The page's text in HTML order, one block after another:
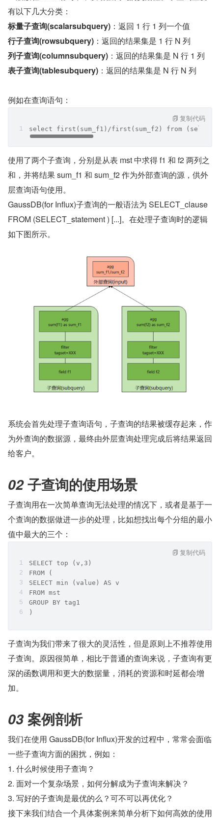
有以下几大分类：
标量子查询(scalarsubquery) ：返回 1 行 1 列一个值
行子查询(rowsubquery) ：返回的结果集是 1 行 N 列
列子查询(columnsubquery) ：返回的结果集是 N 行 1 列
表子查询(tablesubquery) ：返回的结果集是 N 行 N 列
例如在查询语句：
select first(sum_f1)/first(sum_f2) from (select
复制代码
使用了两个子查询，分别是从表 mst 中求得 f1 和 f2 两列之
和，并将结果 sum_f1 和 sum_f2 作为外部查询的源，供外
层查询语句使用。
GaussDB(for Influx)子查询的一般语法为 SELECT_clause
FROM (SELECT_statement ) [...]。在处理子查询时的逻辑
如下图所示。
系统会首先处理子查询语句，子查询的结果被缓存起来，作
为外查询的数据源，最终由外层查询处理完成后将结果返回
给客户。
02 子查询的使用场景
子查询用在一次简单查询无法处理的情况下，或者是基于一
个查询的数据做进一步的处理，比如想找出每个分组的最小
值中最大的三个：
SELECT top (v,3)
FROM (
SELECT min (value) AS v
FROM mst
GROUP BY tag1
)
复制代码
子查询为我们带来了很大的灵活性，但是原则上不推荐使用
子查询。原因很简单，相比于普通的查询来说，子查询有更
深的函数调用和更大的数据量，消耗的资源和时延都会增
加。
03 案例剖析
我们在使用 GaussDB(for Influx)开发的过程中，常常会面临
一些子查询方面的困扰，例如：
1. 什么时候使用子查询？
2. 面对一个复杂场景，如何分解成为子查询来解决？
3. 写好的子查询是最优的么？可不可以再优化？
接下来我们结合一个具体案例来简单分析下如何高效的使用